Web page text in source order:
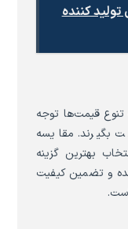
تولید کننده
تنوع قیمت‌ها توجه
بگیرند. مقایسه
بهترین گزینه
و تضمین کیفیت